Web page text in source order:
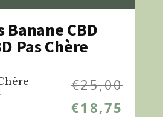
Banane CBD
Pas Chère
€25,00
€18,75